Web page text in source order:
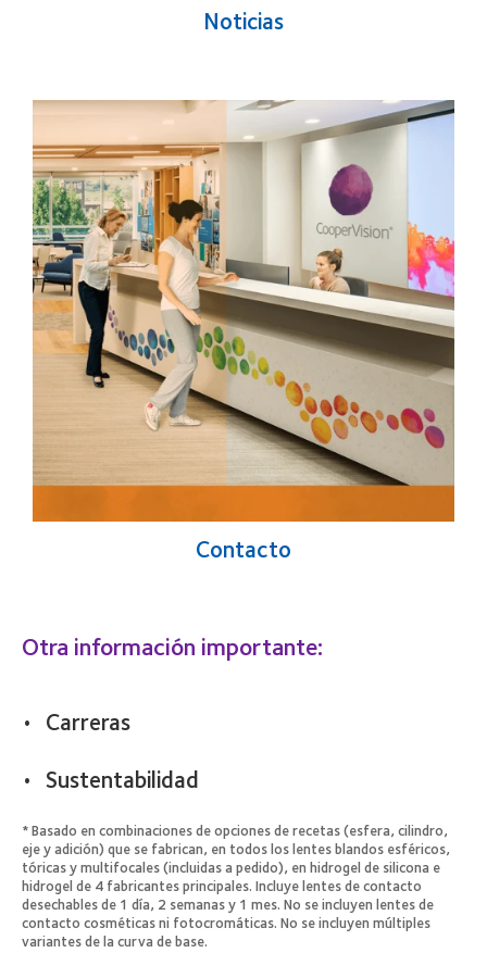
Noticias
Contacto
Otra información importante:
Carreras
Sustentabilidad
* Basado en combinaciones de opciones de recetas (esfera, cilindro,
eje y adición) que se fabrican, en todos los lentes blandos esféricos,
tóricas y multifocales (incluidas a pedido), en hidrogel de silicona e
hidrogel de 4 fabricantes principales. Incluye lentes de contacto
desechables de 1 día, 2 semanas y 1 mes. No se incluyen lentes de
contacto cosméticas ni fotocromáticas. No se incluyen múltiples
variantes de la curva de base.